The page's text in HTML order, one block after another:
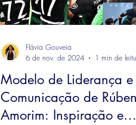
Modelo de Liderança e
Comunicação de Rúben
Amorim: Inspiração e
Flávia Gouveia
6 de nov. de 2024
1 min de